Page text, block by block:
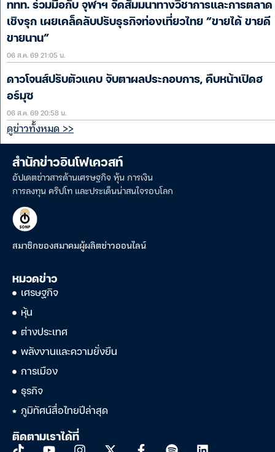
ททท. ร่วมมือกับ จุฬาฯ จัดสัมมนาทางวิชาการและการตลาด
เชิงรุก เผยเคล็ดลับปรับธุรกิจท่องเที่ยวไทย “ขายได้ ขายดี
ขายนาน”
06 ส.ค. 69 21:05 น.
ดาวโจนส์ปรับตัวแคบ จับตาผลประกอบการ, คืบหน้าเปิดฮ
อร์มุซ
06 ส.ค. 69 20:58 น.
ดูข่าวทั้งหมด >>
สำนักข่าวอินโฟเควสท์
อัปเดตข่าวสารด้านเศรษฐกิจ หุ้น การเงิน
การลงทุน คริปโท และประเด็นน่าสนใจรอบโลก
สมาชิกของสมาคมผู้ผลิตข่าวออนไลน์
หมวดข่าว
เศรษฐกิจ
หุ้น
ต่างประเทศ
พลังงานและความยั่งยืน
การเมือง
ธุรกิจ
ภูมิทัศน์สื่อไทยปีล่าสุด
ติดตามเราได้ที่